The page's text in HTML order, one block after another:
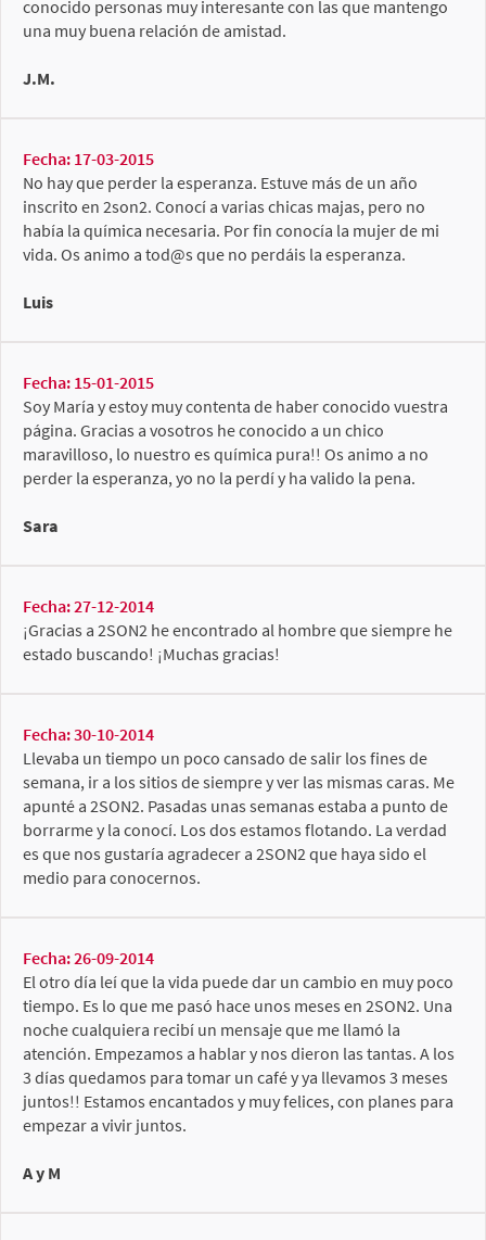
conocido personas muy interesante con las que mantengo
una muy buena relación de amistad.
J.M.
Fecha: 17-03-2015
No hay que perder la esperanza. Estuve más de un año
inscrito en 2son2. Conocí a varias chicas majas, pero no
había la química necesaria. Por fin conocía la mujer de mi
vida. Os animo a tod@s que no perdáis la esperanza.
Luis
Fecha: 15-01-2015
Soy María y estoy muy contenta de haber conocido vuestra
página. Gracias a vosotros he conocido a un chico
maravilloso, lo nuestro es química pura!! Os animo a no
perder la esperanza, yo no la perdí y ha valido la pena.
Sara
Fecha: 27-12-2014
¡Gracias a 2SON2 he encontrado al hombre que siempre he
estado buscando! ¡Muchas gracias!
Fecha: 30-10-2014
Llevaba un tiempo un poco cansado de salir los fines de
semana, ir a los sitios de siempre y ver las mismas caras. Me
apunté a 2SON2. Pasadas unas semanas estaba a punto de
borrarme y la conocí. Los dos estamos flotando. La verdad
es que nos gustaría agradecer a 2SON2 que haya sido el
medio para conocernos.
Fecha: 26-09-2014
El otro día leí que la vida puede dar un cambio en muy poco
tiempo. Es lo que me pasó hace unos meses en 2SON2. Una
noche cualquiera recibí un mensaje que me llamó la
atención. Empezamos a hablar y nos dieron las tantas. A los
3 días quedamos para tomar un café y ya llevamos 3 meses
juntos!! Estamos encantados y muy felices, con planes para
empezar a vivir juntos.
A y M